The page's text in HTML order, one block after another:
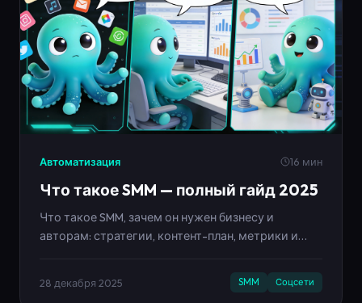
Автоматизация 16 мин
Что такое SMM — полный гайд 2025
Что такое SMM, зачем он нужен бизнесу и
авторам: стратегии, контент-план, метрики и
28 декабря 2025 SMM Соцсети